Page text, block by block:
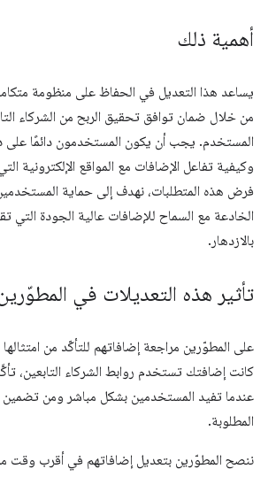
أهمية ذلك
يساعد هذا التعديل في الحفاظ على منظومة
من خلال ضمان توافق تحقيق الربح من الشركاء
المستخدم. يجب أن يكون المستخدمون دائمًا على
وكيفية تفاعل الإضافات مع المواقع الإلكترونية
فرض هذه المتطلبات، نهدف إلى حماية
الخادعة مع السماح للإضافات عالية الجودة التي
بالازدهار.
تأثير هذه التعديلات في
على المطوّرين مراجعة إضافاتهم للتأكّد من امتثالها
كانت إضافتك تستخدم روابط الشركاء التابعين،
عندما تفيد المستخدمين بشكل مباشر ومن
المطلوبة.
ننصح المطوّرين بتعديل إضافاتهم في أقرب وقت